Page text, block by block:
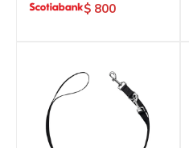
$ 800